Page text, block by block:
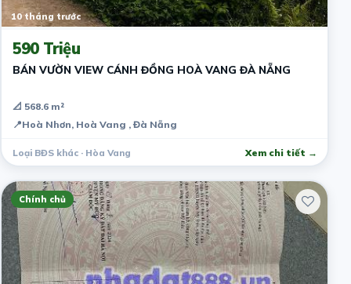
10 tháng trước
590 Triệu
BÁN VƯỜN VIEW CÁNH ĐỒNG HOÀ VANG ĐÀ NẴNG
📐 568.6 m²
📍Hoà Nhơn, Hoà Vang , Đà Nẵng
Loại BĐS khác · Hòa Vang Xem chi tiết →
Chính chủ